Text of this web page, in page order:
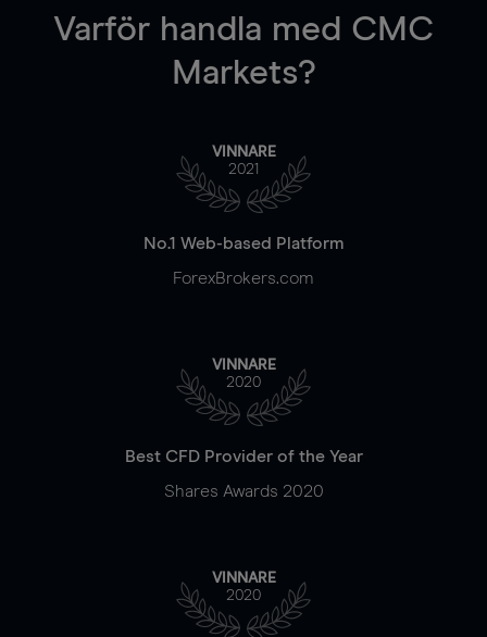
Varför handla med CMC
Markets?
VINNARE
2021
No.1 Web-based Platform
ForexBrokers.com
VINNARE
2020
Best CFD Provider of the Year
Shares Awards 2020
VINNARE
2020